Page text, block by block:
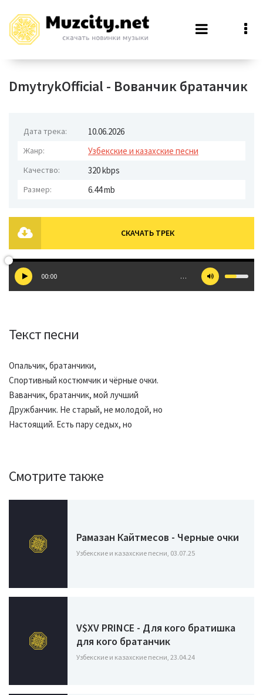
DmytrykOfficial - Вованчик братанчик
Дата трека: 10.06.2026
Жанр: Узбекские и казахские песни
Качество: 320 kbps
Размер: 6.44 mb
СКАЧАТЬ ТРЕК
00:00 …
Текст песни
Опальчик, братанчики,
Спортивный костюмчик и чёрные очки.
Ваванчик, братанчик, мой лучший
Дружбанчик. Не старый, не молодой, но
Настоящий. Есть пару седых, но
Смотрите также
Рамазан Кайтмесов - Черные очки
Узбекские и казахские песни, 03.07.25
V$XV PRINCE - Для кого братишка
для кого братанчик
Узбекские и казахские песни, 23.04.24